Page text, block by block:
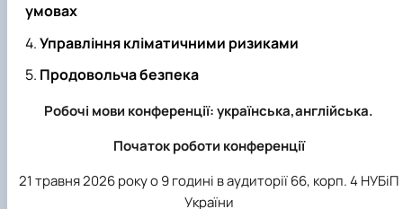
умовах
Управління кліматичними ризиками
Продовольча безпека
Робочі мови конференції: українська,англійська.
Початок роботи конференції
21 травня 2026 року о 9 годині в аудиторії 66, корп. 4 НУБіП
України